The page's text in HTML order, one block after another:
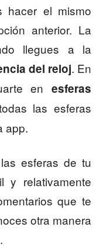
hacer el mismo
anterior. La
llegues a la
del reloj. En
en esferas
las esferas
app.
esferas de tu
y relativamente
que te
otra manera